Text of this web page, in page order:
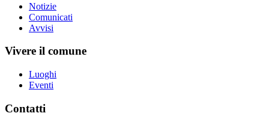
Notizie
Comunicati
Avvisi
Vivere il comune
Luoghi
Eventi
Contatti